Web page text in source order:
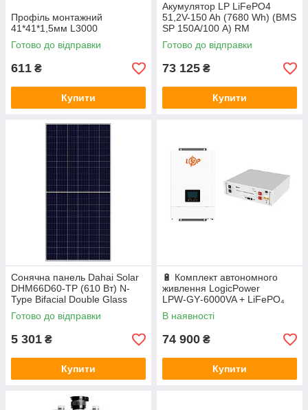
Профіль монтажний
41*41*1,5мм L3000
Готово до відправки
611 ₴
Купити
Акумулятор LP LiFePO4
51,2V-150 Ah (7680 Wh) (BMS
SP 150A/100 А) RM
RS485/CAN LCD BL
Готово до відправки
73 125 ₴
Купити
Сонячна панель Dahai Solar
DHM66D60-TP (610 Вт) N-
Type Bifacial Double Glass
Готово до відправки
5 301 ₴
Купити
🔋 Комплект автономного
живлення LogicPower
LPW‑GY‑6000VA + LiFePO₄
акумулятор Deye SE‑G5.1
Pro‑B
В наявності
74 900 ₴
Купити